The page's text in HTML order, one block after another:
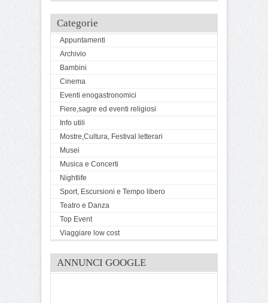
Categorie
Appuntamenti
Archivio
Bambini
Cinema
Eventi enogastronomici
Fiere,sagre ed eventi religiosi
Info utili
Mostre,Cultura, Festival letterari
Musei
Musica e Concerti
Nightlife
Sport, Escursioni e Tempo libero
Teatro e Danza
Top Event
Viaggiare low cost
ANNUNCI GOOGLE